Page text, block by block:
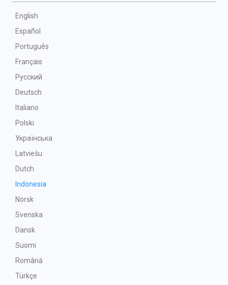
English
Español
Português
Français
Русский
Deutsch
Italiano
Polski
Українська
Latviešu
Dutch
Indonesia
Norsk
Svenska
Dansk
Suomi
Română
Türkçe